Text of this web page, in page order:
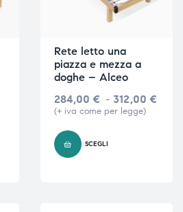
Rete letto una
piazza e mezza a
doghe – Alceo
284,00 € - 312,00 €
(+ iva come per legge)
SCEGLI